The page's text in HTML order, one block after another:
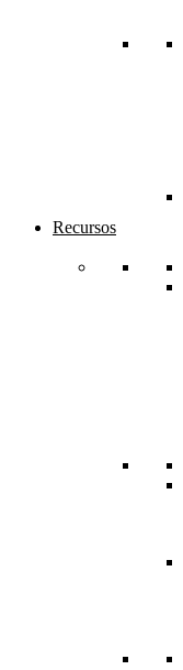
Recursos